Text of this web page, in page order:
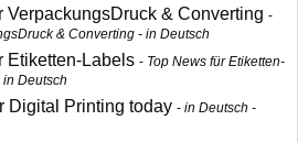
VerpackungsDruck & Converting
& Converting - in Deutsch
Etiketten-Labels
Top News für Etiketten-
Deutsch
Digital Printing today
in Deutsch -